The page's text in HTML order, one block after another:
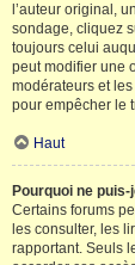
l’auteur original,
sondage, cliquez
toujours celui
peut modifier une
modérateurs et
pour empêcher le
Haut
Pourquoi ne
Certains forums
les consulter, les
rapportant. Seuls